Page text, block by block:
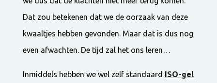
Dat zou betekenen dat we de oorzaak van deze
kwaaltjes hebben gevonden. Maar dat is dus nog
even afwachten. De tijd zal het ons leren…
Inmiddels hebben we wel zelf standaard
ISO-gel